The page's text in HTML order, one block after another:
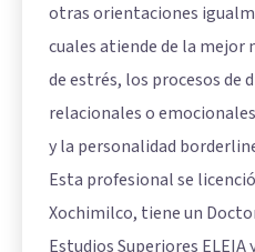
otras orientaciones
cuales atiende de la mejor
de estrés, los procesos de
relacionales o
y la personalidad
Esta profesional se
Xochimilco, tiene un
Estudios Superiores